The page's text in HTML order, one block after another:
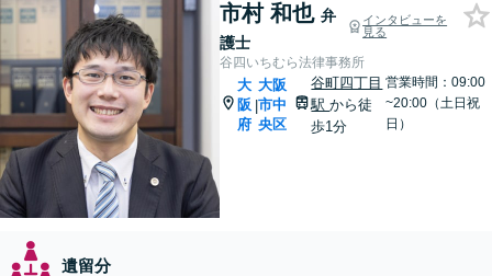
市村 和也 弁
護士
インタビューを
見る
谷四いちむら法律事務所
大
阪
府
|
大阪
市中
央区
谷町四丁目
駅から徒
歩1分
営業時間：09:00
~20:00（土日祝
日）
遺留分